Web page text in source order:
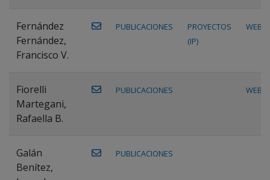
Fernández
Fernández,
Francisco V.
PUBLICACIONES
PROYECTOS
(IP)
WEB
Fiorelli
Martegani,
Rafaella B.
PUBLICACIONES WEB
Galán
Benítez,
PUBLICACIONES